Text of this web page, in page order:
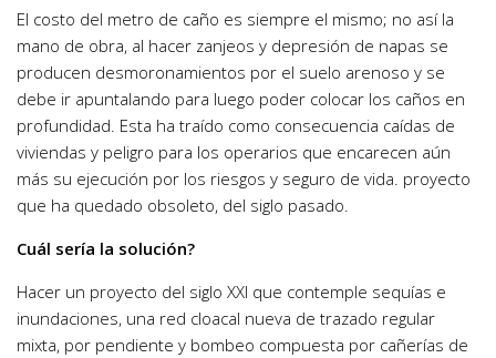
El costo del metro de caño es siempre el mismo; no así la
mano de obra, al hacer zanjeos y depresión de napas se
producen desmoronamientos por el suelo arenoso y se
debe ir apuntalando para luego poder colocar los caños en
profundidad. Esta ha traído como consecuencia caídas de
viviendas y peligro para los operarios que encarecen aún
más su ejecución por los riesgos y seguro de vida. proyecto
que ha quedado obsoleto, del siglo pasado.
Cuál sería la solución?
Hacer un proyecto del siglo XXI que contemple sequías e
inundaciones, una red cloacal nueva de trazado regular
mixta, por pendiente y bombeo compuesta por cañerías de